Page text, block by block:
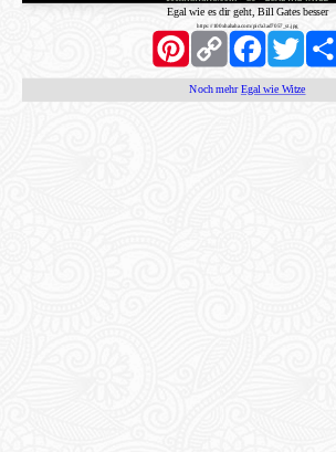
Egal wie es dir geht, Bill Gates besser
https://100xhahaha.com/pic!a3ad7057_st.jpg
PinterestCopy
Link
FacebookTwitter
Noch mehrEgal wie Witze